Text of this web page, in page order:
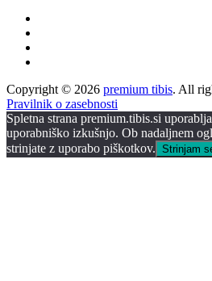
Copyright © 2026 premium tibis. All
Pravilnik o zasebnosti
Spletna strana premium.tibis.si
uporabniško izkušnjo. Ob nadaljnem
strinjate z uporabo piškotkov. Strinjam